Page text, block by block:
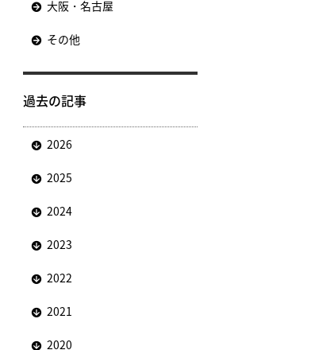
大阪・名古屋
その他
過去の記事
2026
2025
2024
2023
2022
2021
2020